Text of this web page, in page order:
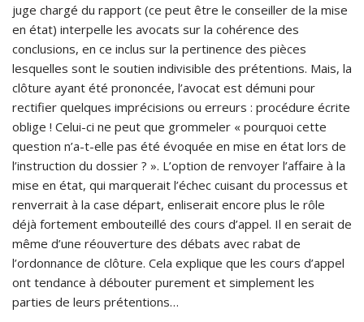
juge chargé du rapport (ce peut être le conseiller de la mise
en état) interpelle les avocats sur la cohérence des
conclusions, en ce inclus sur la pertinence des pièces
lesquelles sont le soutien indivisible des prétentions. Mais, la
clôture ayant été prononcée, l’avocat est démuni pour
rectifier quelques imprécisions ou erreurs : procédure écrite
oblige ! Celui-ci ne peut que grommeler « pourquoi cette
question n’a-t-elle pas été évoquée en mise en état lors de
l’instruction du dossier ? ». L’option de renvoyer l’affaire à la
mise en état, qui marquerait l’échec cuisant du processus et
renverrait à la case départ, enliserait encore plus le rôle
déjà fortement embouteillé des cours d’appel. Il en serait de
même d’une réouverture des débats avec rabat de
l’ordonnance de clôture. Cela explique que les cours d’appel
ont tendance à débouter purement et simplement les
parties de leurs prétentions…